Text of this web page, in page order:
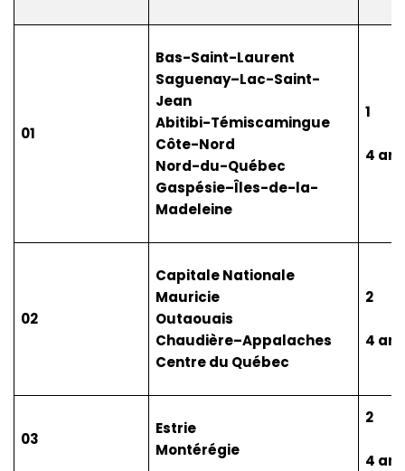
01
Bas-Saint-Laurent
Saguenay–Lac-Saint-
Jean
Abitibi-Témiscamingue
Côte-Nord
Nord-du-Québec
Gaspésie–Îles-de-la-
Madeleine
1
4 ans
02
Capitale Nationale
Mauricie
Outaouais
Chaudière–Appalaches
Centre du Québec
2
4 ans
03
Estrie
Montérégie
2
4 ans